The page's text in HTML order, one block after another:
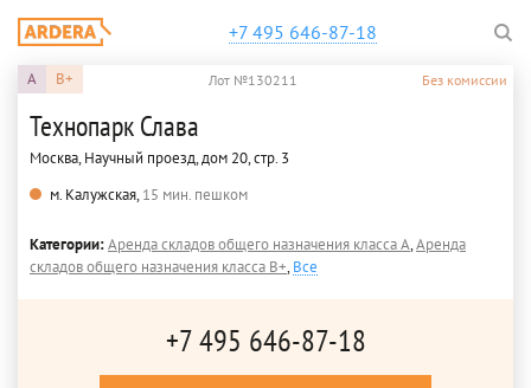
+7 495 646-87-18
A B+ Лот №130211 Без комиссии
Технопарк Слава
Москва, Научный проезд, дом 20, стр. 3
м. Калужская,15 мин. пешком
Категории:Аренда складов общего назначения класса A,Аренда
складов общего назначения класса B+,Все
+7 495 646-87-18